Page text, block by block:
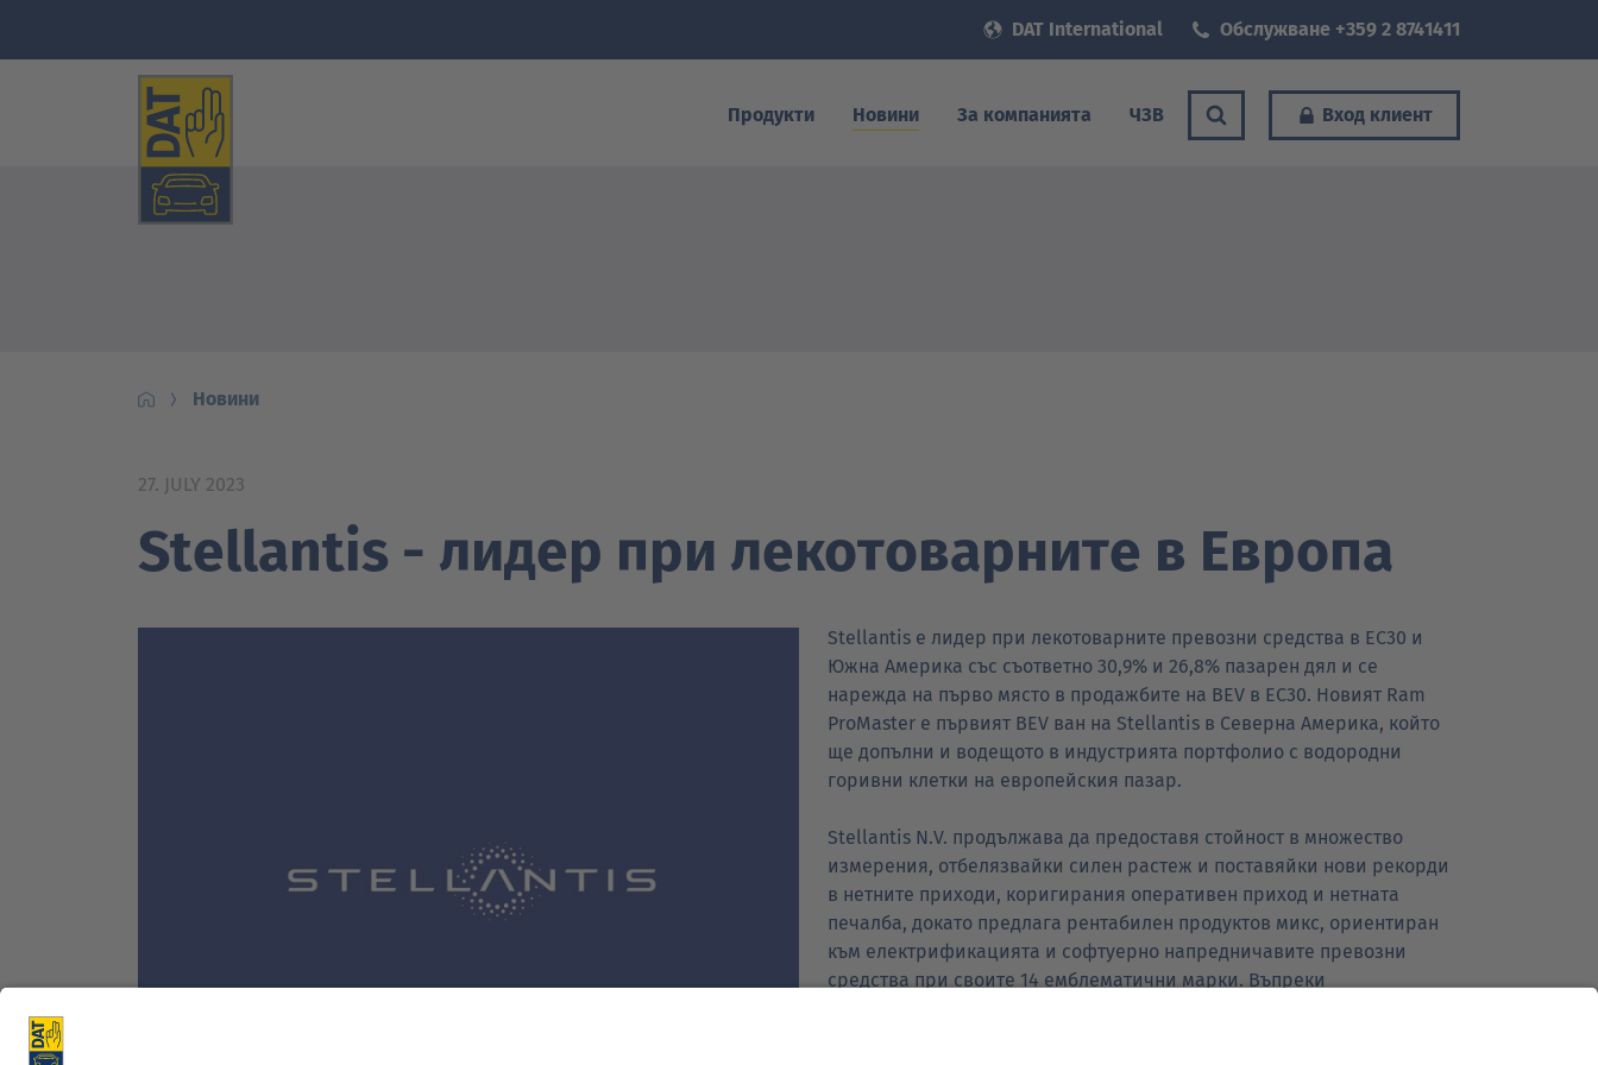
DAT International Обслужване +359 2 8741411
Продукти Новини За компанията ЧЗВ Вход клиент
Новини
27. JULY 2023
Stellantis - лидер при лекотоварните в Европа
Stellantis е лидер при лекотоварните превозни средства в ЕС30 и
Южна Америка със съответно 30,9% и 26,8% пазарен дял и се
нарежда на първо място в продажбите на BEV в ЕС30. Новият Ram
ProMaster е първият BEV ван на Stellantis в Северна Америка, който
ще допълни и водещото в индустрията портфолио с водородни
горивни клетки на европейския пазар.
Stellantis N.V. продължава да предоставя стойност в множество
измерения, отбелязвайки силен растеж и поставяйки нови рекорди
в нетните приходи, коригирания оперативен приход и нетната
печалба, докато предлага рентабилен продуктов микс, ориентиран
към електрификацията и софтуерно напредничавите превозни
средства при своите 14 емблематични марки. Въпреки